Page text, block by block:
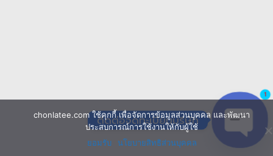
chonlatee.com ใช้คุกกี้ เพื่อจัดการข้อมูลส่วนบุคคล และพัฒนา
ประสบการณ์การใช้งานให้กับผู้ใช้
ยอมรับ
นโยบายสิทธิส่วนบุคคล
ติดต่อจดทะเบียนบริษัท
1